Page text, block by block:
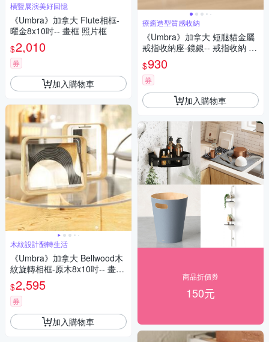
橫豎展演美好回憶
《Umbra》加拿大 Flute相框-
曜金8x10吋-- 畫框 照片框
$2,010
券
加入購物車
木紋設計翻轉生活
《Umbra》加拿大 Bellwood木
紋旋轉相框-原木8x10吋-- 畫框
照片框
$2,595
券
加入購物車
療癒造型質感收納
《Umbra》加拿大 短腿貓金屬
戒指收納座-鏡銀-- 戒指收納 戒
指展示
$930
券
加入購物車
商品折價券
150元